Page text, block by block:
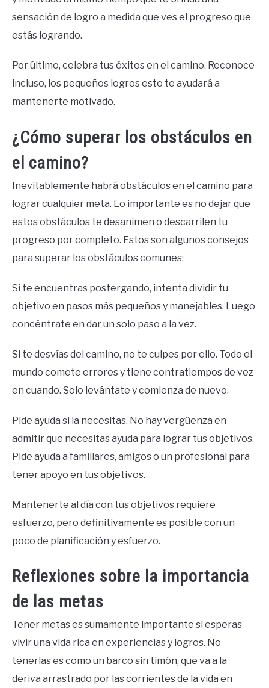
sensación de logro a medida que ves el progreso que
estás logrando.
Por último, celebra tus éxitos en el camino. Reconoce
incluso, los pequeños logros esto te ayudará a
mantenerte motivado.
¿Cómo superar los obstáculos en
el camino?
Inevitablemente habrá obstáculos en el camino para
lograr cualquier meta. Lo importante es no dejar que
estos obstáculos te desanimen o descarrilen tu
progreso por completo. Estos son algunos consejos
para superar los obstáculos comunes:
Si te encuentras postergando, intenta dividir tu
objetivo en pasos más pequeños y manejables. Luego
concéntrate en dar un solo paso a la vez.
Si te desvías del camino, no te culpes por ello. Todo el
mundo comete errores y tiene contratiempos de vez
en cuando. Solo levántate y comienza de nuevo.
Pide ayuda si la necesitas. No hay vergüenza en
admitir que necesitas ayuda para lograr tus objetivos.
Pide ayuda a familiares, amigos o un profesional para
tener apoyo en tus objetivos.
Mantenerte al día con tus objetivos requiere
esfuerzo, pero definitivamente es posible con un
poco de planificación y esfuerzo.
Reflexiones sobre la importancia
de las metas
Tener metas es sumamente importante si esperas
vivir una vida rica en experiencias y logros. No
tenerlas es como un barco sin timón, que va a la
deriva arrastrado por las corrientes de la vida en